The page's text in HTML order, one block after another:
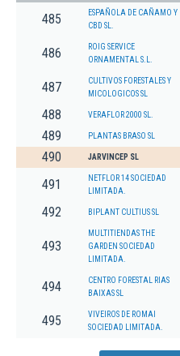
485
ESPAÑOLA DE CAÑAMO Y
CBD SL.
486
ROIG SERVICE
ORNAMENTAL S.L.
487
CULTIVOS FORESTALES Y
MICOLOGICOS SL
488 VERAFLOR 2000 SL.
489 PLANTAS BRASO SL
490 JARVINCEP SL
491
NETFLOR 14 SOCIEDAD
LIMITADA.
492 BIPLANT CULTIUS SL
493
MULTITIENDAS THE
GARDEN SOCIEDAD
LIMITADA.
494
CENTRO FORESTAL RIAS
BAIXAS SL
495
VIVEIROS DE ROMAI
SOCIEDAD LIMITADA.